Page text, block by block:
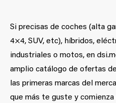
Si precisas de coches (alta
4×4, SUV, etc), híbridos,
industriales o motos, en
amplio catálogo de ofertas
las primeras marcas del
que más te guste y